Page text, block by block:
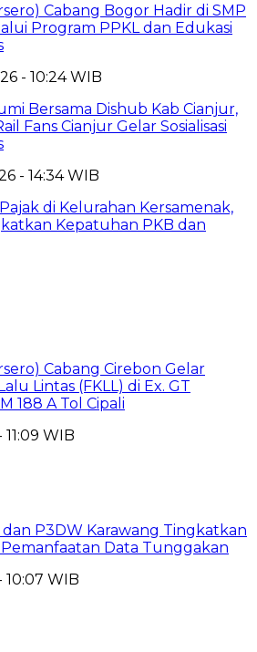
Cabang Bogor Hadir di SMP
Program PPKL dan Edukasi
- 10:24 WIB
Bersama Dishub Kab Cianjur,
Fans Cianjur Gelar Sosialisasi
- 14:34 WIB
di Kelurahan Kersamenak,
Kepatuhan PKB dan
Cabang Cirebon Gelar
Lintas (FKLL) di Ex. GT
188 A Tol Cipali
WIB
dan P3DW Karawang Tingkatkan
Data Tunggakan
WIB